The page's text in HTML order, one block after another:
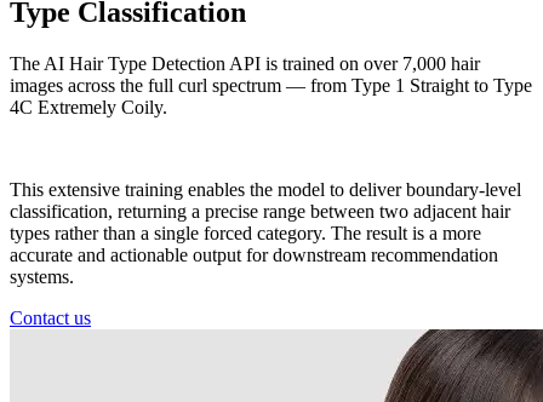
Type Classification
The AI Hair Type Detection API is trained on over 7,000 hair
images across the full curl spectrum — from Type 1 Straight to Type
4C Extremely Coily.
This extensive training enables the model to deliver boundary-level
classification, returning a precise range between two adjacent hair
types rather than a single forced category. The result is a more
accurate and actionable output for downstream recommendation
systems.
Contact us